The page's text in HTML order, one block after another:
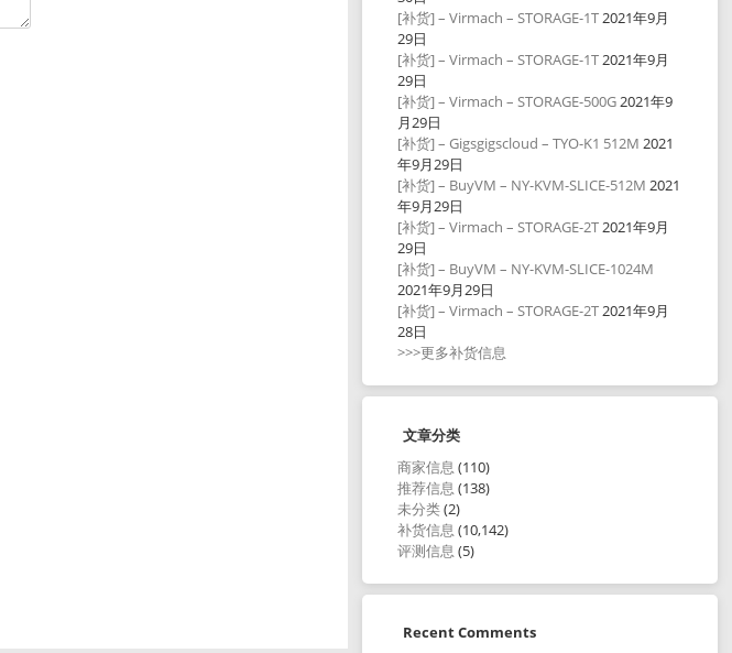
[补货] – Virmach – STORAGE-1T2021年9月
29日
[补货] – Virmach – STORAGE-1T2021年9月
29日
[补货] – Virmach – STORAGE-500G2021年9
月29日
[补货] – Gigsgigscloud – TYO-K1 512M 2021
年9月29日
[补货] – BuyVM – NY-KVM-SLICE-512M 2021
年9月29日
[补货] – Virmach – STORAGE-2T2021年9月
29日
[补货] – BuyVM – NY-KVM-SLICE-1024M
2021年9月29日
[补货] – Virmach – STORAGE-2T2021年9月
28日
>>>更多补货信息
文章分类
商家信息 (110)
推荐信息 (138)
未分类(2)
补货信息 (10,142)
评测信息 (5)
Recent Comments